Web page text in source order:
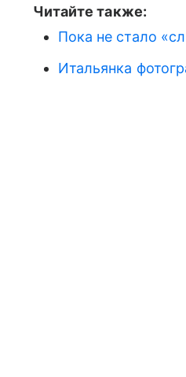
Читайте также:
Пока не стало
Итальянка